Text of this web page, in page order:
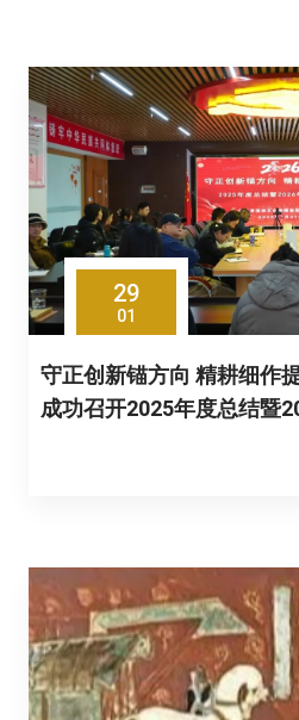
29
01
守正创新锚方向 精耕细作
成功召开2025年度总结暨